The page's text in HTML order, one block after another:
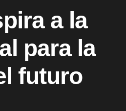
a la
para la
futuro